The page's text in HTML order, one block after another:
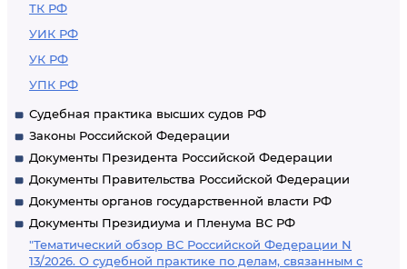
ТК РФ
УИК РФ
УК РФ
УПК РФ
Судебная практика высших судов РФ
Законы Российской Федерации
Документы Президента Российской Федерации
Документы Правительства Российской Федерации
Документы органов государственной власти РФ
Документы Президиума и Пленума ВС РФ
"Тематический обзор ВС Российской Федерации N
13/2026. О судебной практике по делам, связанным с